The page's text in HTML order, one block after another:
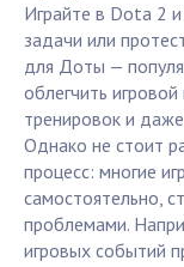
Играйте в Dota 2
задачи или
для Доты —
облегчить
тренировок и
Однако не стоит
процесс: многие
самостоятельно,
проблемами.
игровых событий